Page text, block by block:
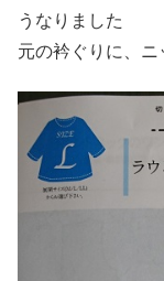
うなりました
元の衿ぐりに、